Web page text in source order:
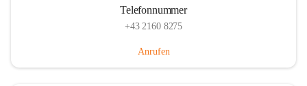
Telefonnummer
+43 2160 8275
Anrufen